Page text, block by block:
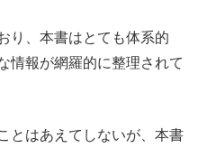
り、本書はとても体系的
情報が網羅的に整理されて
とはあえてしないが、本書